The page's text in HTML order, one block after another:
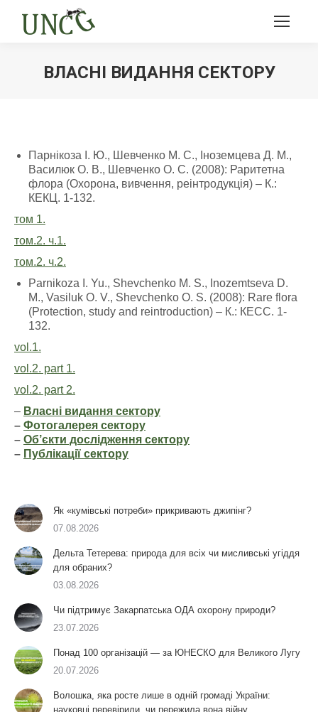
ВЛАСНІ ВИДАННЯ СЕКТОРУ
Парнікоза І. Ю., Шевченко М. С., Іноземцева Д. М.,
Василюк О. В., Шевченко О. С. (2008): Раритетна
флора (Охорона, вивчення, реінтродукція) – К.:
КЕКЦ. 1-132.
том 1.
том.2. ч.1.
том.2. ч.2.
Parnikoza І. Yu., Shevchenko M. S., Inozemtseva D.
M., Vasiluk O. V., Shevchenko О. S. (2008): Rare flora
(Protection, study and reintroduction) – К.: КЕCC. 1-
132.
vol.1.
vol.2. part 1.
vol.2. part 2.
– Власні видання сектору
– Фотогалерея сектору
– Об’єкти дослідження сектору
– Публікації сектору
Як «кумівські потреби» прикривають джипінг?
07.08.2026
Дельта Тетерева: природа для всіх чи мисливські угіддя
для обраних?
03.08.2026
Чи підтримує Закарпатська ОДА охорону природи?
23.07.2026
Понад 100 організацій — за ЮНЕСКО для Великого Лугу
20.07.2026
Волошка, яка росте лише в одній громаді України:
науковці перевірили, чи пережила вона війну